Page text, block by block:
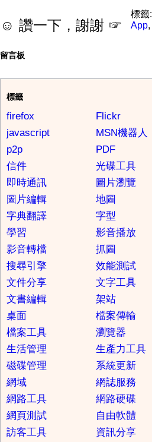
☺ 讚一下，謝謝 ☞
標籤:
App,
留言板
標籤
firefox
Flickr
javascript
MSN機器人
p2p
PDF
信件
光碟工具
即時通訊
圖片瀏覽
圖片編輯
地圖
字典翻譯
字型
學習
影音播放
影音轉檔
抓圖
搜尋引擎
效能測試
文件分享
文字工具
文書編輯
架站
桌面
檔案傳輸
檔案工具
瀏覽器
生活管理
生產力工具
磁碟管理
系統更新
網域
網誌服務
網路工具
網路硬碟
網頁測試
自由軟體
訪客工具
資訊分享